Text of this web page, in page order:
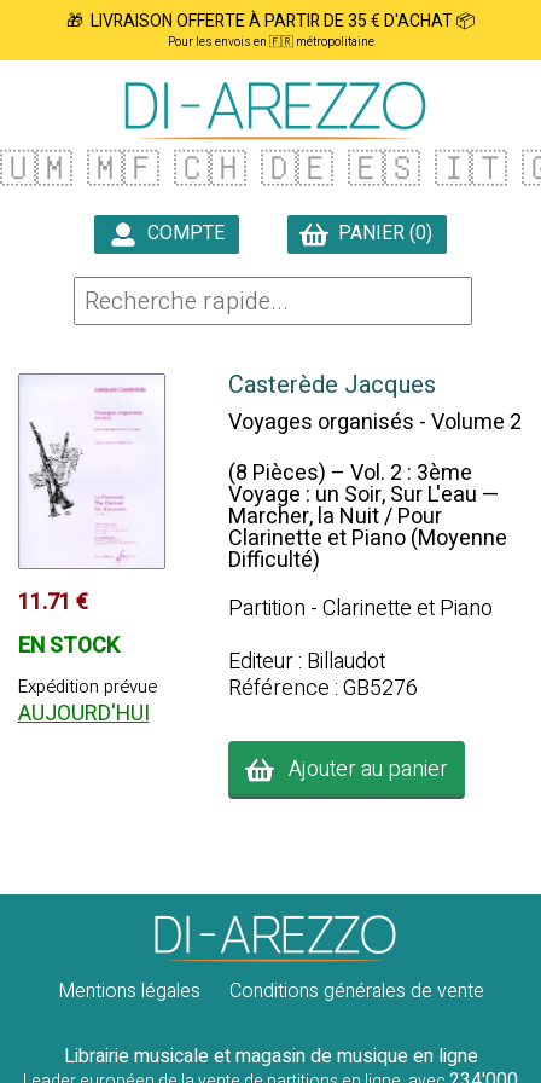
🎁 LIVRAISON OFFERTE À PARTIR DE 35 € D'ACHAT 📦
Pour les envois en 🇫🇷 métropolitaine
🇺🇲 🇲🇫 🇨🇭 🇩🇪 🇪🇸 🇮🇹
COMPTE
PANIER (0)
11.71 €
EN STOCK
Expédition prévue
AUJOURD'HUI
Casterède Jacques
Voyages organisés - Volume 2
(8 Pièces) – Vol. 2 : 3ème
Voyage : un Soir, Sur L'eau —
Marcher, la Nuit / Pour
Clarinette et Piano (Moyenne
Difficulté)
Partition - Clarinette et Piano
Editeur : Billaudot
Référence : GB5276
Ajouter au panier
Mentions légales Conditions générales de vente
Librairie musicale et magasin de musique en ligne